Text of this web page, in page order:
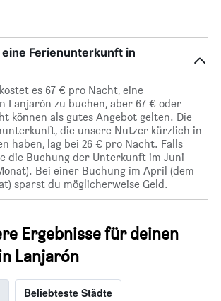
Ferienunterkunft in
es 67 € pro Nacht, eine
Lanjarón zu buchen, aber 67 € oder
können als gutes Angebot gelten. Die
die unsere Nutzer kürzlich in
haben, lag bei 26 € pro Nacht. Falls
die Buchung der Unterkunft im Juni
Bei einer Buchung im April (dem
sparst du möglicherweise Geld.
Ergebnisse für deinen
Lanjarón
Beliebteste Städte